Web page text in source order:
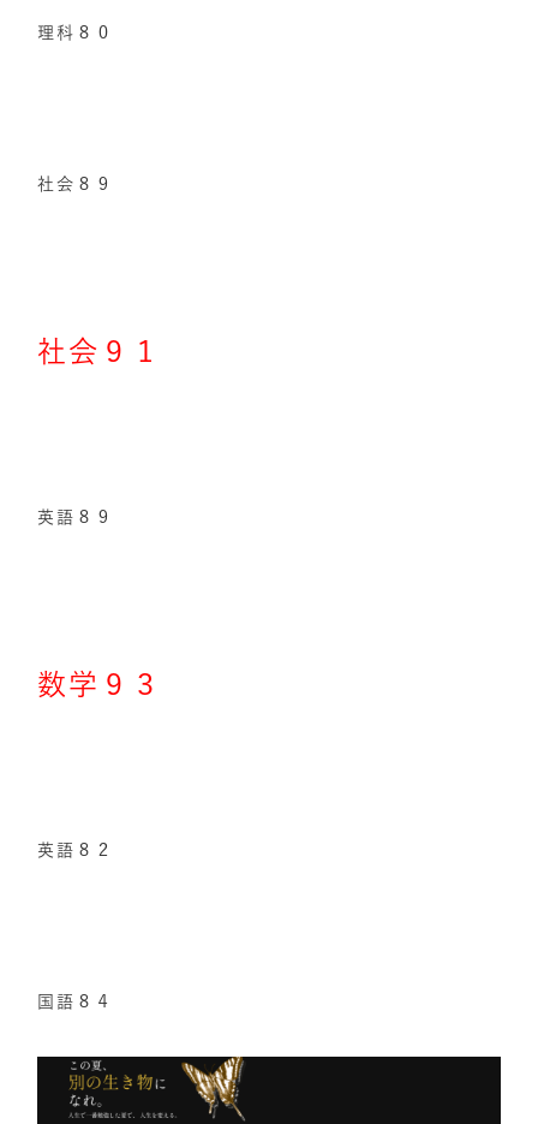
理科８０
社会８９
社会９１
英語８９
数学９３
英語８２
国語８４